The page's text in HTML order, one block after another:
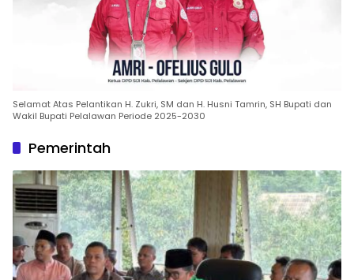
Selamat Atas Pelantikan H. Zukri, SM dan H. Husni Tamrin, SH Bupati dan
Wakil Bupati Pelalawan Periode 2025-2030
Pemerintah